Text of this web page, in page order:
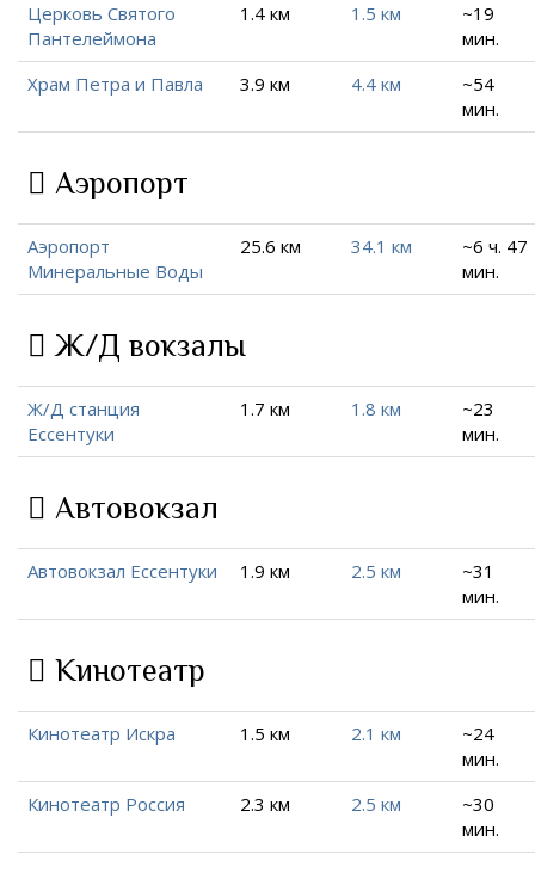
Церковь Святого
Пантелеймона
1.4 км 1.5 км
~19
мин.
Храм Петра и Павла
3.9 км 4.4 км
~54
мин.
Аэропорт
Аэропорт
Минеральные Воды
25.6 км 34.1 км
~6 ч. 47
мин.
Ж/Д вокзалы
Ж/Д станция
Ессентуки
1.7 км 1.8 км
~23
мин.
Автовокзал
Автовокзал Ессентуки 1.9 км 2.5 км
~31
мин.
Кинотеатр
Кинотеатр Искра 1.5 км 2.1 км
~24
мин.
Кинотеатр Россия
2.3 км 2.5 км
~30
мин.